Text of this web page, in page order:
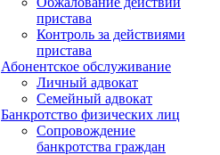
пристава
Контроль за действиями
пристава
Абонентское обслуживание
Личный адвокат
Семейный адвокат
Банкротство физических лиц
Сопровождение
банкротства граждан